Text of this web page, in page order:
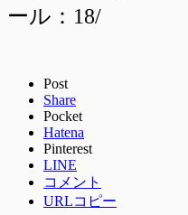
ール：18/
Post
Share
Pocket
Hatena
Pinterest
LINE
コメント
URLコピー